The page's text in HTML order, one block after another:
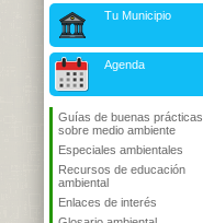
Tu Municipio
Agenda
Guías de buenas prácticas
sobre medio ambiente
Especiales ambientales
Recursos de educación
ambiental
Enlaces de interés